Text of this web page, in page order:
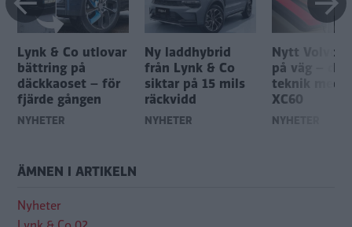
Lynk & Co utlovar
bättring på
däckkaoset – för
fjärde gången
NYHETER
Ny laddhybrid
från Lynk & Co
siktar på 15 mils
räckvidd
NYHETER
Nytt
på väg –
teknik med
XC60
NYHETER
ÄMNEN I ARTIKELN
Nyheter